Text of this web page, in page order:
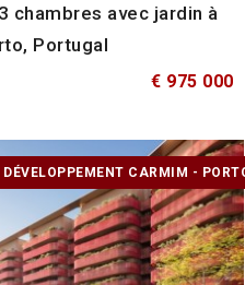
chambres avec jardin à
Portugal
€ 975 000
DÉVELOPPEMENT CARMIM -